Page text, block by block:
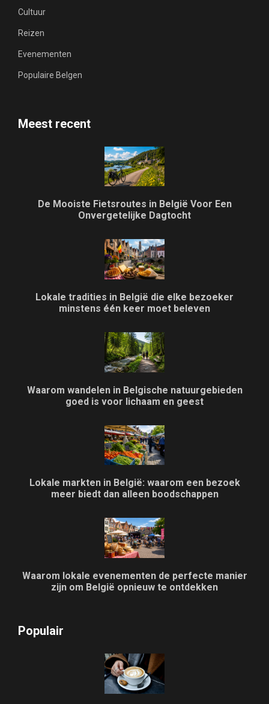
Cultuur
Reizen
Evenementen
Populaire Belgen
Meest recent
De Mooiste Fietsroutes in België Voor Een
Onvergetelijke Dagtocht
Lokale tradities in België die elke bezoeker
minstens één keer moet beleven
Waarom wandelen in Belgische natuurgebieden
goed is voor lichaam en geest
Lokale markten in België: waarom een bezoek
meer biedt dan alleen boodschappen
Waarom lokale evenementen de perfecte manier
zijn om België opnieuw te ontdekken
Populair